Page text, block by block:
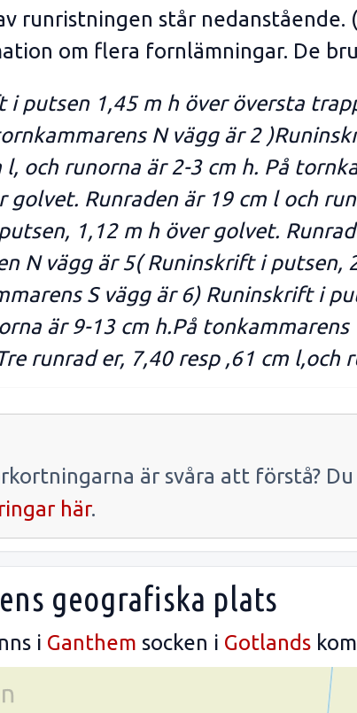
runristningen står
om flera fornlämningar. De
i putsen 1,45 m h över översta
N vägg är 2
l, och runorna är 2-3 cm h. På
golvet. Runraden är 19 cm l och
1,12 m h över golvet.
N vägg är 5( Runinskrift i putsen,
S vägg är 6) Runinskrift i
är 9-13 cm h.På
runrad er, 7,40 resp ,61 cm l,och
är svåra att förstå?
här.
geografiska plats
i Ganthem socken i Gotlands